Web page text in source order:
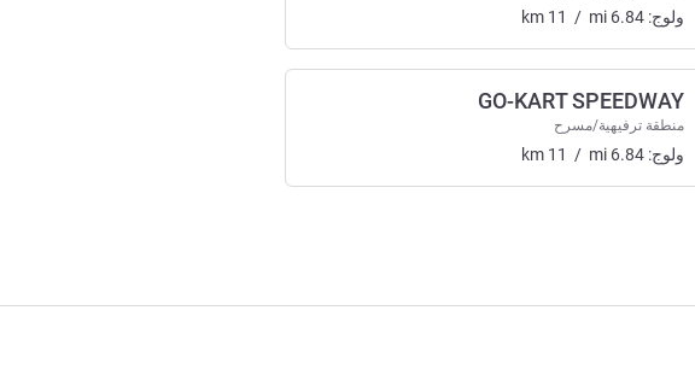
ولوج: km 11 / mi 6.84
GO-KART SPEEDWAY
منطقة ترفيهية/مسرح
ولوج: km 11 / mi 6.84